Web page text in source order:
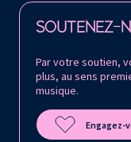
SOUTENEZ-
Par votre soutien,
plus, au sens
musique.
Engagez-
Retrouvez la